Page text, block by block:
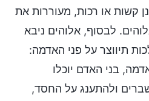
קשות או רכות, מעוררות את
לבסוף, אלוהים ניבא
תיווצר על פני האדמה:
בני האדם יוכלו
ולהתענג על החסד,